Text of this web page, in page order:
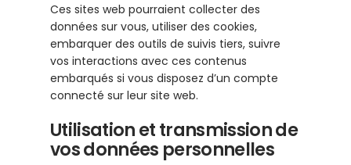
Ces sites web pourraient collecter des
données sur vous, utiliser des cookies,
embarquer des outils de suivis tiers, suivre
vos interactions avec ces contenus
embarqués si vous disposez d’un compte
connecté sur leur site web.
Utilisation et transmission de
vos données personnelles